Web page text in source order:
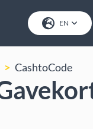
EN
CashtoCode